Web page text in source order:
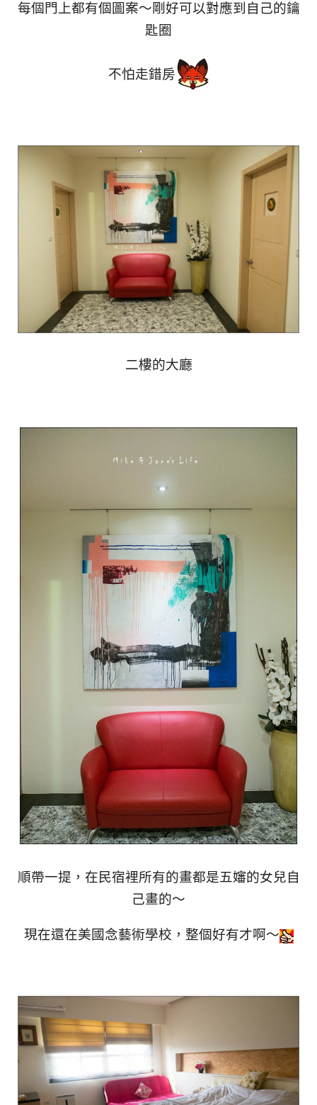
每個門上都有個圖案～剛好可以對應到自己的鑰
匙圈
不怕走錯房
二樓的大廳
順帶一提，在民宿裡所有的畫都是五嬸的女兒自
己畫的～
現在還在美國念藝術學校，整個好有才啊～